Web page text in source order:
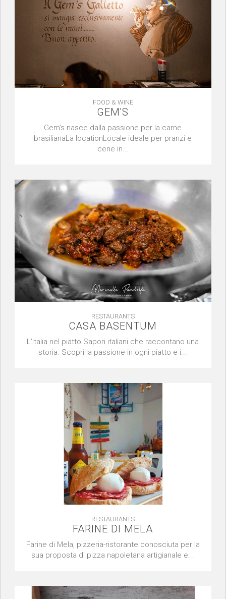
FOOD & WINE
GEM'S
Gem’s nasce dalla passione per la carne
brasilianaLa locationLocale ideale per pranzi e
cene in...
RESTAURANTS
CASA BASENTUM
L’Italia nel piatto.Sapori italiani che raccontano una
storia. Scopri la passione in ogni piatto e i...
RESTAURANTS
FARINE DI MELA
Farine di Mela, pizzeria-ristorante conosciuta per la
sua proposta di pizza napoletana artigianale e...